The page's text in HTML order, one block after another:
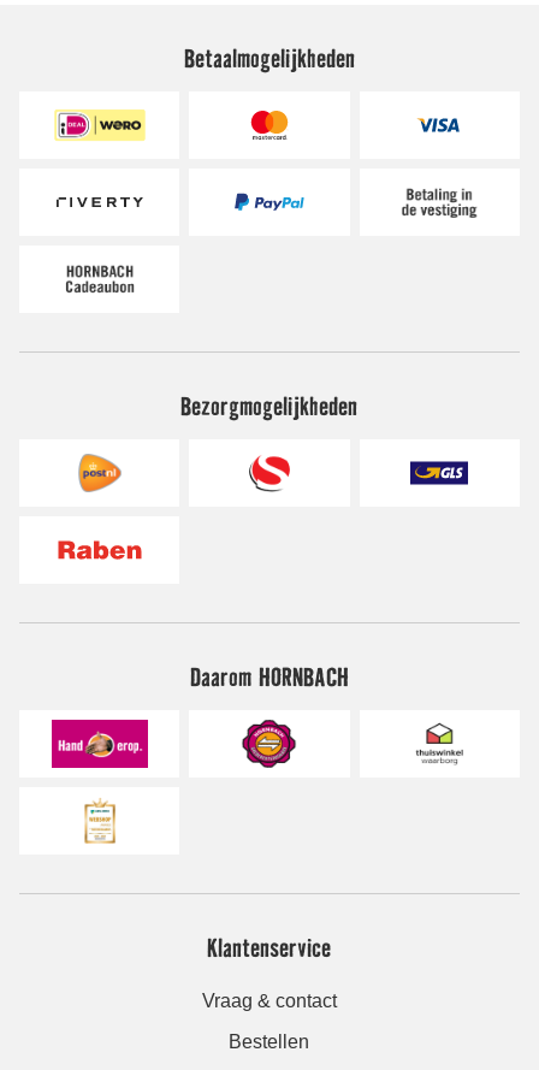
Betaalmogelijkheden
Bezorgmogelijkheden
Daarom HORNBACH
Klantenservice
Vraag & contact
Bestellen